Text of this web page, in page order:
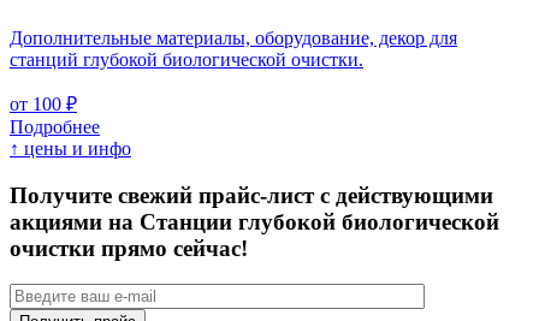
Дополнительные материалы, оборудование, декор для
станций глубокой биологической очистки.
от 100 ₽
Подробнее
↑ цены и инфо
Получите свежий прайс-лист с действующими
акциями на Станции глубокой биологической
очистки прямо сейчас!